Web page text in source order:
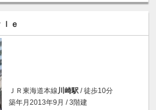
ｌｅ
ＪＲ東海道本線川崎駅 / 徒歩10分
築年月2013年9月 / 3階建